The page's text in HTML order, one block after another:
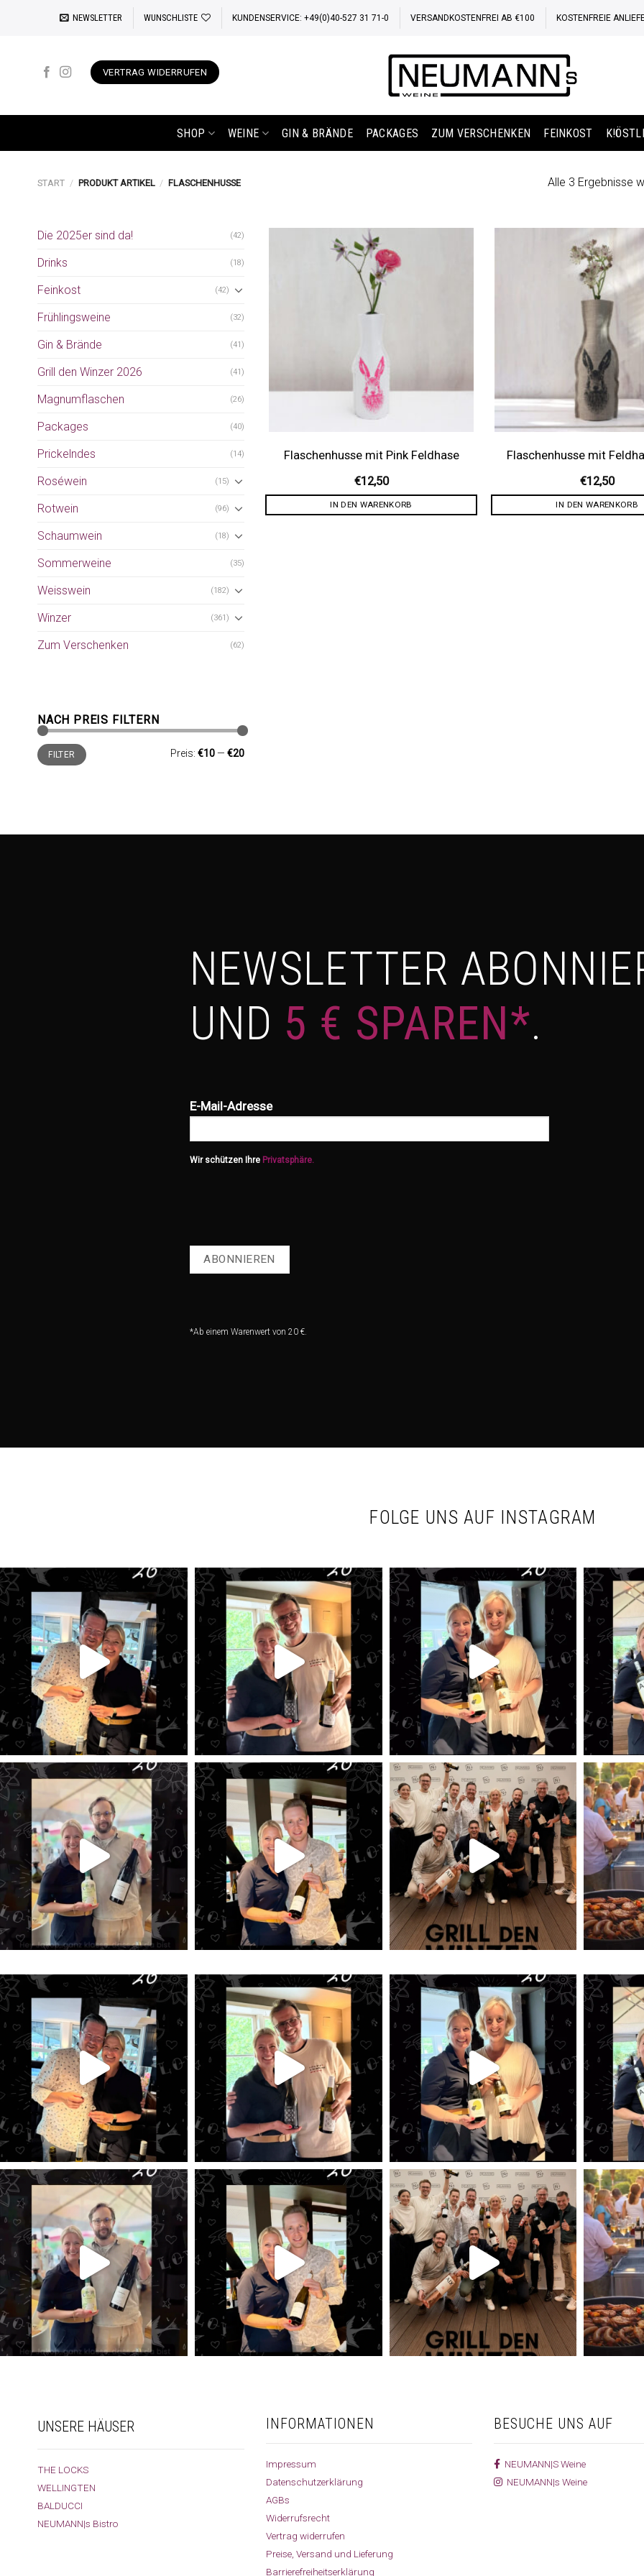
NEWSLETTER WUNSCHLISTE KUNDENSERVICE: +49(0)40-527 31 71-0 VERSANDKOSTENFREI AB €100 KOSTENFREIE
VERTRAG WIDERRUFEN
SHOP WEINE GIN & BRÄNDE PACKAGES ZUM VERSCHENKEN FEINKOST
START / PRODUKT ARTIKEL / FLASCHENHUSSE Alle 3 Ergebnisse
Die 2025er sind da! (42)
Drinks (18)
Feinkost (42)
Frühlingsweine (32)
Gin & Brände (41)
Grill den Winzer 2026 (41)
Magnumflaschen (26)
Packages (40)
Prickelndes (14)
Roséwein (15)
Rotwein (96)
Schaumwein (18)
Sommerweine (35)
Weisswein (182)
Winzer (361)
Zum Verschenken (62)
NACH PREIS FILTERN
Min.
Preis
Max.
PreisFILTER Preis: €10— €20
Flaschenhusse mit Pink Feldhase
€12,50
IN DEN WARENKORB
Flaschenhusse mit
€12,50
IN DEN WARENKORB
NEWSLETTER
UND 5 € SPAREN*.
E-Mail-Adresse
Wir schützen Ihre Privatsphäre.
*Ab einem Warenwert von 20 €.
FOLGE UNS AUF INSTAGRAM
UNSERE HÄUSER
THE LOCKS
WELLINGTEN
BALDUCCI
NEUMANN|s Bistro
INFORMATIONEN
Impressum
Datenschutzerklärung
AGBs
Widerrufsrecht
Vertrag widerrufen
Preise, Versand und Lieferung
Barrierefreiheitserklärung
BESUCHE UNS AUF
NEUMANN|S Weine
NEUMANN|s Weine